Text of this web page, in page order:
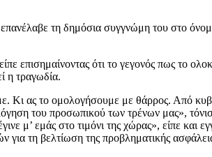
τη δημόσια συγγνώμη του στο
επισημαίνοντας ότι το γεγονός πως το
η τραγωδία.
Κι ας το ομολογήσουμε με θάρρος. Από
του προσωπικού των τρένων μας»,
μ’ εμάς στο τιμόνι της χώρας», είπε και
για τη βελτίωση της προβληματικής